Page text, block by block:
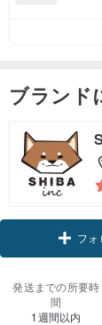
ブランド
フォ
発送までの所要時
間
1週間以内